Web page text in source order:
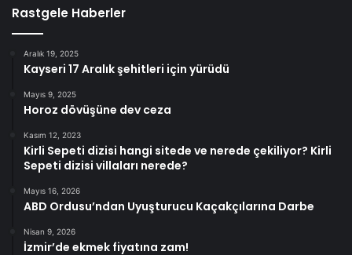
Rastgele Haberler
Aralık 19, 2025
Kayseri 17 Aralık şehitleri için yürüdü
Mayıs 9, 2025
Horoz dövüşüne dev ceza
Kasım 12, 2023
Kirli Sepeti dizisi hangi sitede ve nerede çekiliyor? Kirli
Sepeti dizisi villaları nerede?
Mayıs 16, 2026
ABD Ordusu’ndan Uyuşturucu Kaçakçılarına Darbe
Nisan 9, 2026
İzmir’de ekmek fiyatına zam!